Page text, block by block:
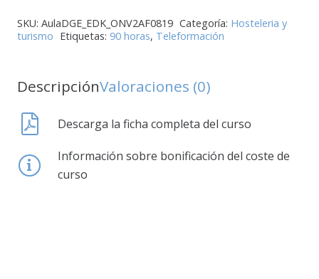
SKU: AulaDGE_EDK_ONV2AF0819 Categoría: Hosteleria y
turismo Etiquetas: 90 horas, Teleformación
DescripciónValoraciones (0)
Descarga la ficha completa del curso
Información sobre bonificación del coste de
curso